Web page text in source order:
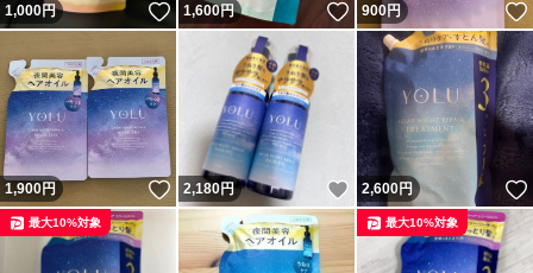
1,000円 いいね！
1,600円 いいね！
900円
1,900円 いいね！
2,180円 いいね！
2,600円
最大10%対象 最大10%対象